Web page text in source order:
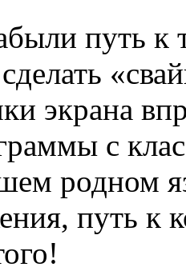
путь к
экрана
с
родном
путь к